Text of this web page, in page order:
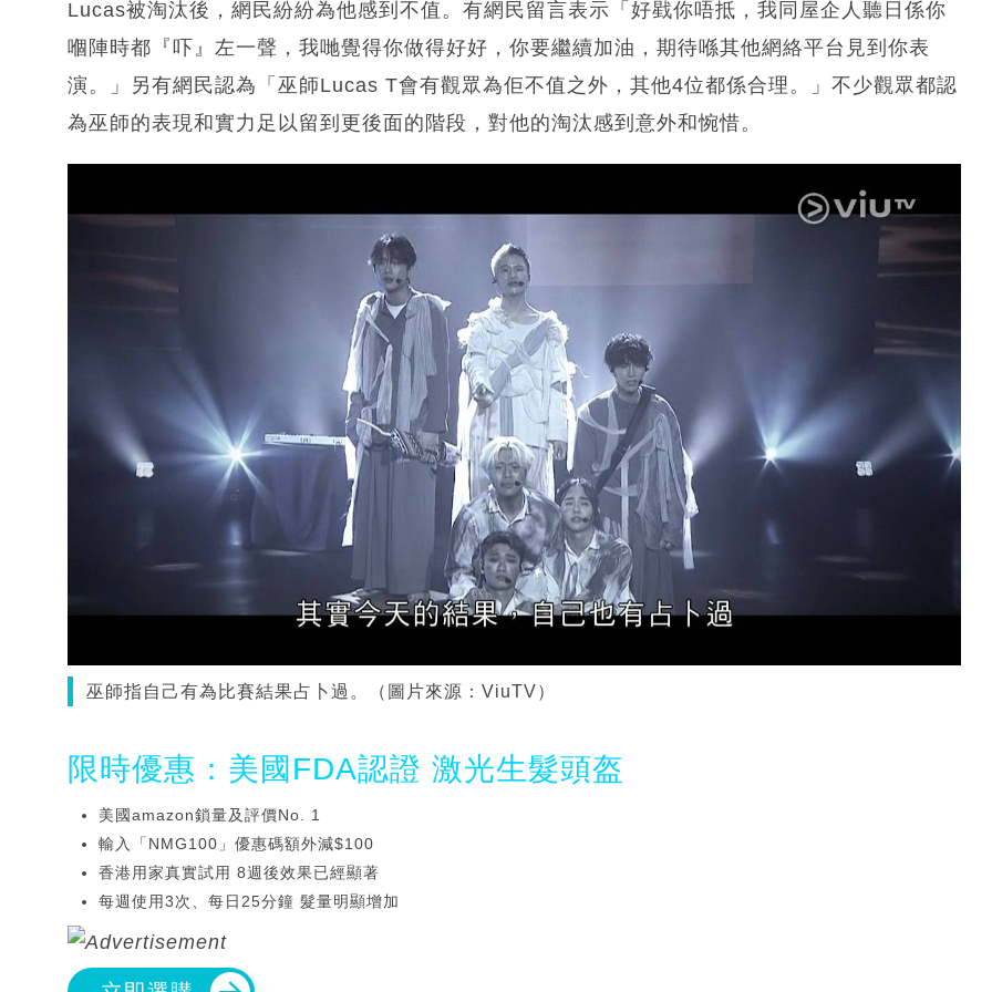
Lucas被淘汰後，網民紛紛為他感到不值。有網民留言表示「好戥你唔抵，我同屋企人聽日係你
嗰陣時都『吓』左一聲，我哋覺得你做得好好，你要繼續加油，期待喺其他網絡平台見到你表
演。」另有網民認為「巫師Lucas T會有觀眾為佢不值之外，其他4位都係合理。」不少觀眾都認
為巫師的表現和實力足以留到更後面的階段，對他的淘汰感到意外和惋惜。
巫師指自己有為比賽結果占卜過。（圖片來源：ViuTV）
限時優惠：美國FDA認證 激光生髮頭盔
美國amazon鎖量及評價No. 1
輸入「NMG100」優惠碼額外減$100
香港用家真實試用 8週後效果已經顯著
每週使用3次、每日25分鐘 髮量明顯增加